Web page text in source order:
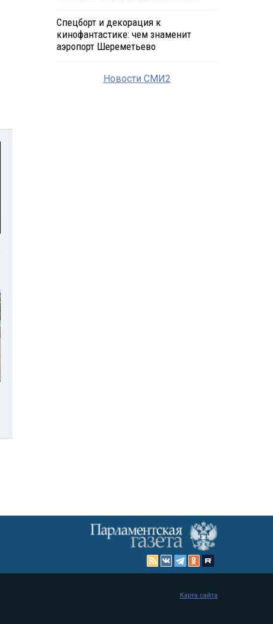
Спецборт и декорация к
кинофантастике: чем знаменит
аэропорт Шереметьево
Новости СМИ2
Карта сайта